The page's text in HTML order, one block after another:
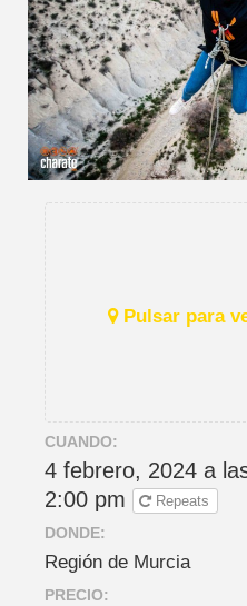
Pulsar para
CUANDO:
4 febrero, 2024 a
2:00 pm
Repeats
DONDE:
Región de Murcia
PRECIO: